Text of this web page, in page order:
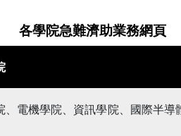
各學院急難濟助業務網頁
電機學院、資訊學院、國際半導